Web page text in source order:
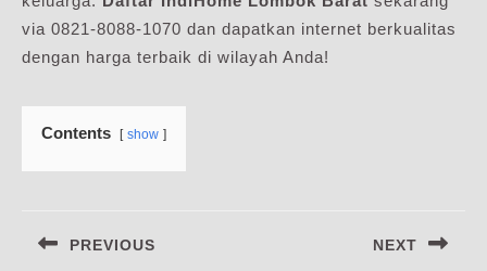
via 0821-8088-1070 dan dapatkan internet berkualitas
dengan harga terbaik di wilayah Anda!
Contents show
pos
PREVIOUS NEXT